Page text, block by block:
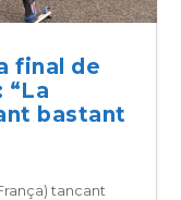
final de
“La
bastant
tancant